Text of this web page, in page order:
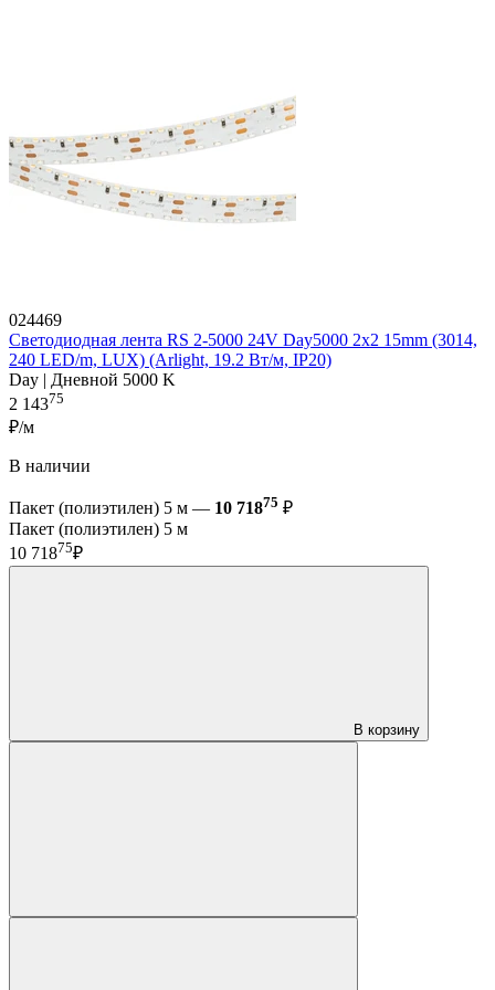
024469
Светодиодная лента RS 2-5000 24V Day5000 2x2 15mm (3014,
240 LED/m, LUX) (Arlight, 19.2 Вт/м, IP20)
Day | Дневной 5000 K
2 14375
₽/м
В наличии
Пакет (полиэтилен) 5 м — 10 71875 ₽
Пакет (полиэтилен) 5 м
10 71875₽
В корзину